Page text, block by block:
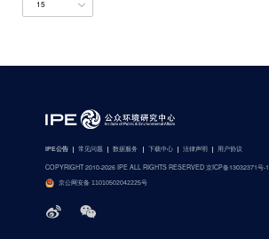
IPE公告 常见问题 数据服务 下载中心 法律声明 用户协议
COPYRIGHT 2010-2026 IPE ALL RIGHTS RESERVED 京ICP备13032371号-1
京公网安备 11010502042225号